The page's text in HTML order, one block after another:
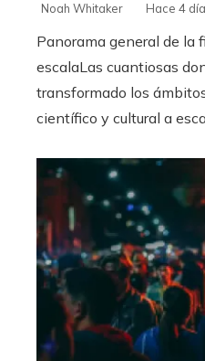
Noah Whitaker Hace 4
Panorama general de la
escalaLas cuantiosas
transformado los
científico y cultural a